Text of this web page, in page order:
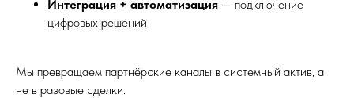
Интеграция + автоматизация — подключение
цифровых решений
Мы превращаем партнёрские каналы в системный актив, а
не в разовые сделки.